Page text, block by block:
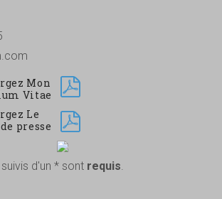
Mon
Vitae
Le
presse
d'un * sont requis.